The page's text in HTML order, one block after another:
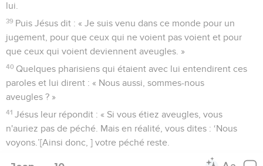
lui.
39 Puis Jésus dit : « Je suis venu dans ce monde pour un
jugement, pour que ceux qui ne voient pas voient et pour
que ceux qui voient deviennent aveugles. »
40 Quelques pharisiens qui étaient avec lui entendirent ces
paroles et lui dirent : « Nous aussi, sommes-nous
aveugles ? »
41 Jésus leur répondit : « Si vous étiez aveugles, vous
n'auriez pas de péché. Mais en réalité, vous dites : ‘Nous
voyons.’[Ainsi donc, ] votre péché reste.